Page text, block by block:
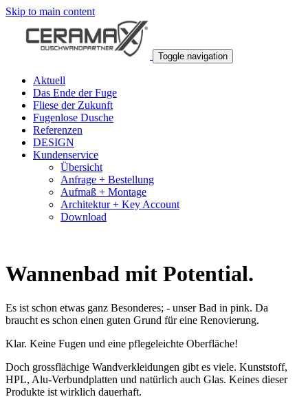
Skip to main content
Toggle navigation
Aktuell
Das Ende der Fuge
Fliese der Zukunft
Fugenlose Dusche
Referenzen
DESIGN
Kundenservice
Übersicht
Anfrage + Bestellung
Aufmaß + Montage
Architektur + Key Account
Download
Wannenbad mit Potential.
Es ist schon etwas ganz Besonderes; - unser Bad in pink. Da
braucht es schon einen guten Grund für eine Renovierung.
Klar. Keine Fugen und eine pflegeleichte Oberfläche!
Doch grossflächige Wandverkleidungen gibt es viele. Kunststoff,
HPL, Alu-Verbundplatten und natürlich auch Glas. Keines dieser
Produkte ist wirklich dauerhaft.